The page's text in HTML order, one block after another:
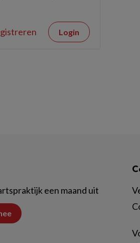
Login
een maand uit